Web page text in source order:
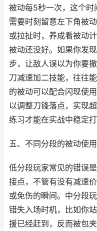
被动每5秒一次，这个
需要时刻留意左下角被
或拉扯时，养成看被动
被动还没好。如果你发
步，让敌人误以为你要
刀减速加二技能，往往
的被动可以配合闪现使
以调整刀锋落点，实现
练习才能在实战中稳定打
五、不同分段的被动使
低分段玩家常见的错误
接点，不管有没有减速
或免伤的瞬间。中分段
错失入场时机，比如你
援已经赶到，反而被包